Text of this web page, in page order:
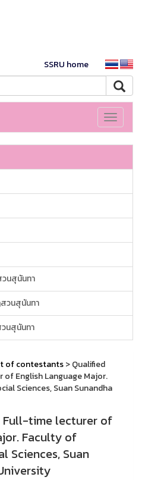
SSRU home
Toggle
นสุนันทา
วนสุนันทา
นสุนันทา
of contestants> Qualified
English Language Major.
Sciences, Suan Sunandha
Full-time lecturer of
Faculty of
Sciences, Suan